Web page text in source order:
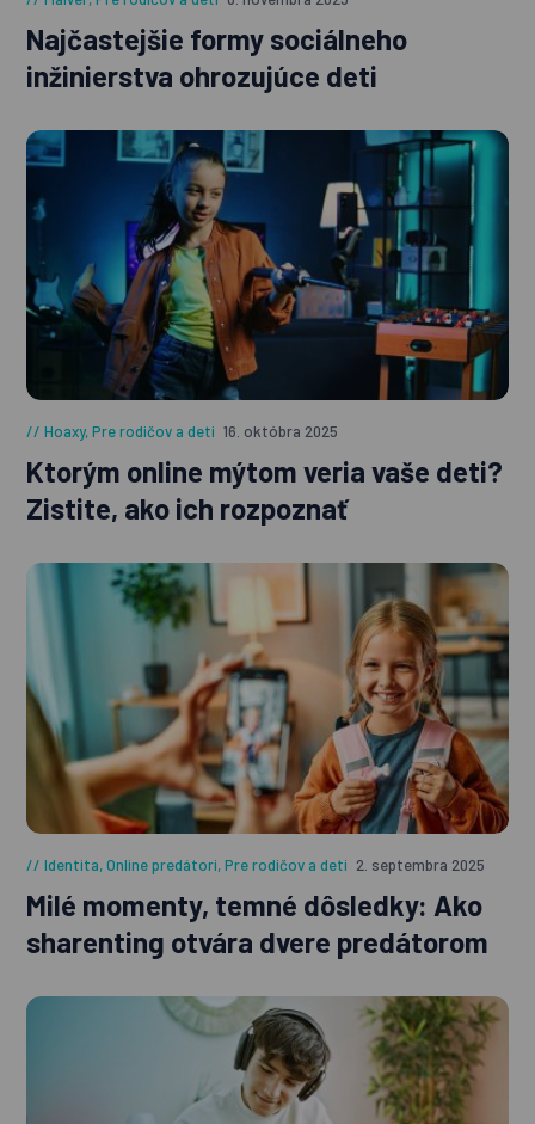
Najčastejšie formy sociálneho
inžinierstva ohrozujúce deti
Hoaxy,Pre rodičov a deti 16. októbra 2025
Ktorým online mýtom veria vaše deti?
Zistite, ako ich rozpoznať
Identita,Online predátori,Pre rodičov a deti 2. septembra 2025
Milé momenty, temné dôsledky: Ako
sharenting otvára dvere predátorom